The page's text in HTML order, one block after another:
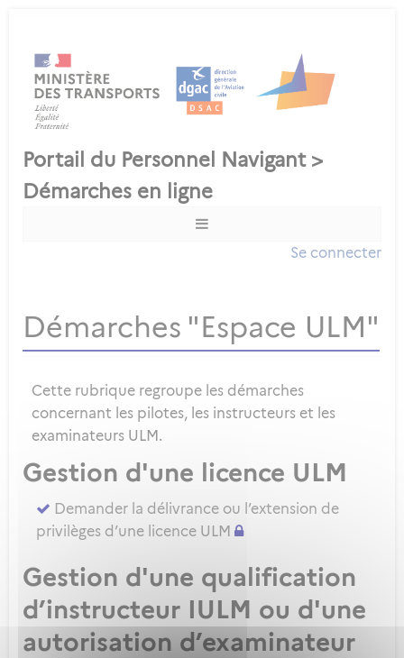
Se connecter
Démarches "Espace ULM"
Cette rubrique regroupe les démarches
concernant les pilotes, les instructeurs et les
examinateurs ULM.
Gestion d'une licence ULM
Demander la délivrance ou l’extension de
privilèges d’une licence ULM
Gestion d'une qualification
d’instructeur IULM ou d'une
autorisation d’examinateur